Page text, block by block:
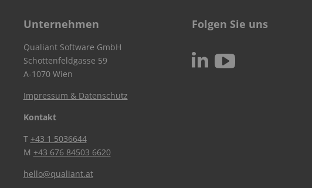
Unternehmen
Qualiant Software GmbH
Schottenfeldgasse 59
A-1070 Wien
Impressum & Datenschutz
Kontakt
T +43 1 5036644
M +43 676 84503 6620
hello@qualiant.at
Folgen Sie uns
N c